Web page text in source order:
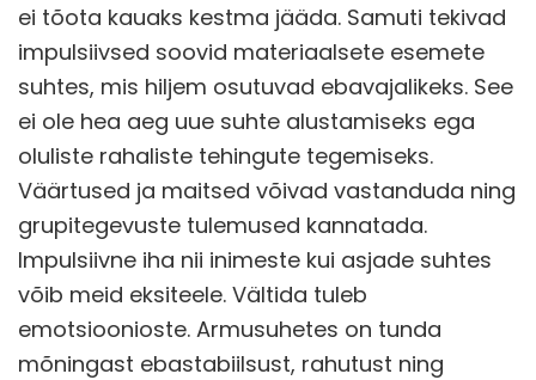
ei tõota kauaks kestma jääda. Samuti tekivad
impulsiivsed soovid materiaalsete esemete
suhtes, mis hiljem osutuvad ebavajalikeks. See
ei ole hea aeg uue suhte alustamiseks ega
oluliste rahaliste tehingute tegemiseks.
Väärtused ja maitsed võivad vastanduda ning
grupitegevuste tulemused kannatada.
Impulsiivne iha nii inimeste kui asjade suhtes
võib meid eksiteele. Vältida tuleb
emotsioonioste. Armusuhetes on tunda
mõningast ebastabiilsust, rahutust ning